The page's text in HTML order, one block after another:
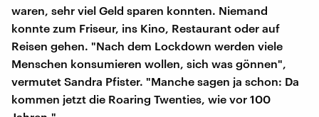
waren, sehr viel Geld sparen konnten. Niemand
konnte zum Friseur, ins Kino, Restaurant oder auf
Reisen gehen. "Nach dem Lockdown werden viele
Menschen konsumieren wollen, sich was gönnen",
vermutet Sandra Pfister. "Manche sagen ja schon: Da
kommen jetzt die Roaring Twenties, wie vor 100